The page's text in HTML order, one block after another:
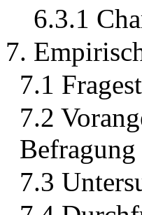
6.3.1
7.
7.1
7.2
7.3